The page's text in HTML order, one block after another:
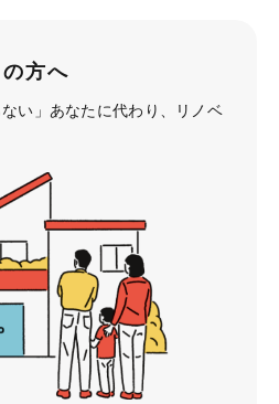
方へ
い」あなたに代わり、
リノベ